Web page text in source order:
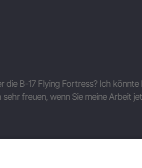
die B-17 Flying Fortress? Ich
freuen, wenn Sie meine Arbeit